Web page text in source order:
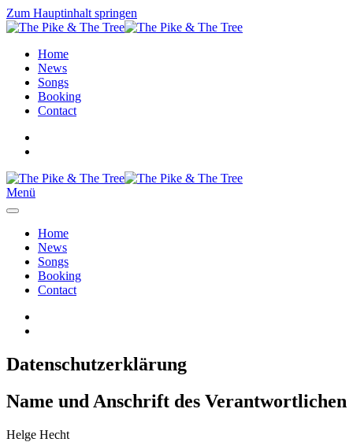
Zum Hauptinhalt springen
Home
News
Songs
Booking
Contact
Menü
Home
News
Songs
Booking
Contact
Datenschutzerklärung
Name und Anschrift des Verantwortlichen
Helge Hecht